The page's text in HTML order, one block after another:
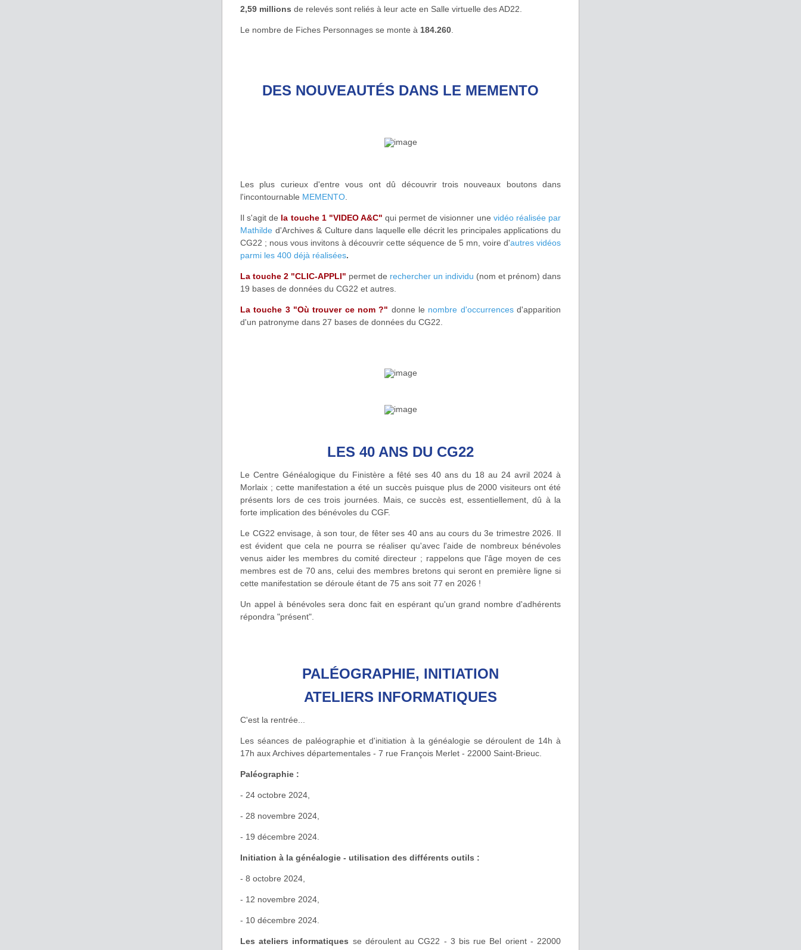
2,59 millions de relevés sont reliés à leur acte en Salle virtuelle des AD22.
Le nombre de Fiches Personnages se monte à 184.260
DES NOUVEAUTÉS DANS LE MEMENTO
Les plus curieux d'entre vous ont dû découvrir trois nouveaux boutons dans
l'incontournable MEMENTO
Il s'agit de la touche 1 "VIDEO A&C" qui permet de visionner une vidéo réalisée par
Mathilde d'Archives & Culture dans laquelle elle décrit les principales applications du
CG22 ; nous vous invitons à découvrir cette séquence de 5 mn, voire d'autres vidéos
parmi les 400 déjà réalisées.
La touche 2 "CLIC-APPLI" permet de rechercher un individu (nom et prénom) dans
19 bases de données du CG22 et autres.
La touche 3 "Où trouver ce nom ?" donne le nombre d'occurrencesd'apparition
d'un patronyme dans 27 bases de données du CG22.
LES 40 ANS DU CG22
Le Centre Généalogique du Finistère a fêté ses 40 ans du 18 au 24 avril 2024 à
Morlaix ; cette manifestation a été un succès puisque plus de 2000 visiteurs ont été
présents lors de ces trois journées. Mais, ce succès est, essentiellement, dû à la
forte implication des bénévoles du CGF.
Le CG22 envisage, à son tour, de fêter ses 40 ans au cours du 3e trimestre 2026. Il
est évident que cela ne pourra se réaliser qu'avec l'aide de nombreux bénévoles
venus aider les membres du comité directeur ; rappelons que l'âge moyen de ces
membres est de 70 ans, celui des membres bretons qui seront en première ligne si
cette manifestation se déroule étant de 75 ans soit 77 en 2026 !
Un appel à bénévoles sera donc fait en espérant qu'un grand nombre d'adhérents
répondra "présent".
PALÉOGRAPHIE, INITIATION
ATELIERS INFORMATIQUES
C'est la rentrée...
Les séances de paléographie et d'initiation à la généalogie se déroulent de 14h à
17h aux Archives départementales - 7 rue François Merlet - 22000 Saint-Brieuc.
Paléographie :
- 24 octobre 2024,
- 28 novembre 2024,
- 19 décembre 2024.
Initiation à la généalogie - utilisation des différents outils :
- 8 octobre 2024,
- 12 novembre 2024,
- 10 décembre 2024.
Les ateliers informatiques se déroulent au CG22 - 3 bis rue Bel orient - 22000